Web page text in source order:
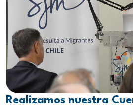
Realizamos nuestra